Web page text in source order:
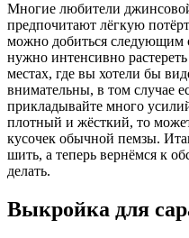
Многие любители
предпочитают лёгкую
можно добиться
нужно интенсивно
местах, где вы хотели бы
внимательны, в том случае
прикладывайте много
плотный и жёсткий, то
кусочек обычной пемзы.
шить, а теперь вернёмся к
делать.
Выкройка для